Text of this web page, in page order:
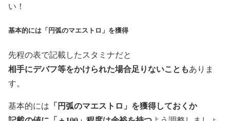
い！
基本的には「円弧のマエストロ」を獲得
先程の表で記載したスタミナだと
相手にデバフ等をかけられた場合足りないこともありま
す。
基本的には 「円弧のマエストロ」を獲得しておくか